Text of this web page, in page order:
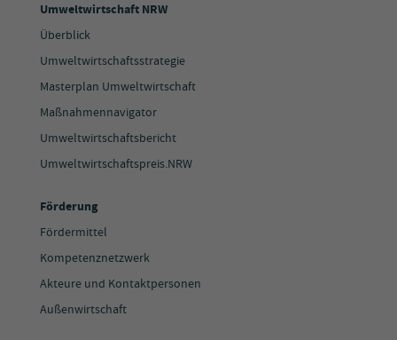
Umweltwirtschaft NRW
Überblick
Umweltwirtschaftsstrategie
Masterplan Umweltwirtschaft
Maßnahmennavigator
Umweltwirtschaftsbericht
Umweltwirtschaftspreis.NRW
Förderung
Fördermittel
Kompetenznetzwerk
Akteure und Kontaktpersonen
Außenwirtschaft